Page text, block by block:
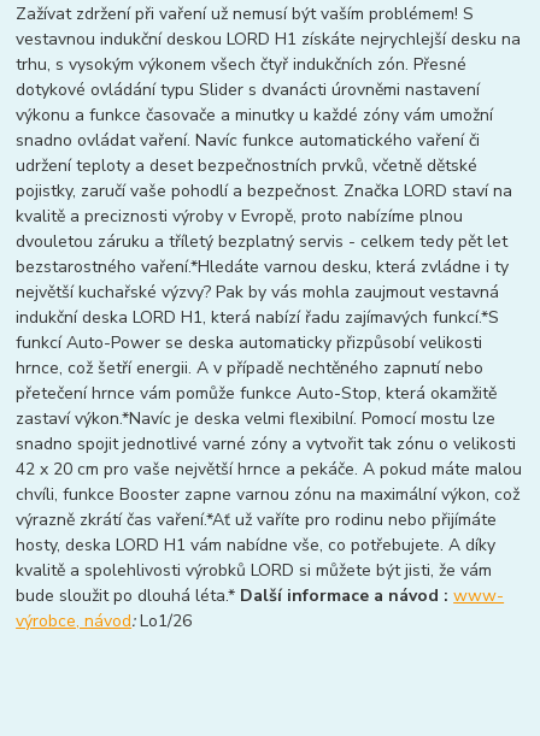
Zažívat zdržení při vaření už nemusí být vaším problémem! S
vestavnou indukční deskou LORD H1 získáte nejrychlejší desku na
trhu, s vysokým výkonem všech čtyř indukčních zón. Přesné
dotykové ovládání typu Slider s dvanácti úrovněmi nastavení
výkonu a funkce časovače a minutky u každé zóny vám umožní
snadno ovládat vaření. Navíc funkce automatického vaření či
udržení teploty a deset bezpečnostních prvků, včetně dětské
pojistky, zaručí vaše pohodlí a bezpečnost. Značka LORD staví na
kvalitě a preciznosti výroby v Evropě, proto nabízíme plnou
dvouletou záruku a tříletý bezplatný servis - celkem tedy pět let
bezstarostného vaření.*Hledáte varnou desku, která zvládne i ty
největší kuchařské výzvy? Pak by vás mohla zaujmout vestavná
indukční deska LORD H1, která nabízí řadu zajímavých funkcí.*S
funkcí Auto-Power se deska automaticky přizpůsobí velikosti
hrnce, což šetří energii. A v případě nechtěného zapnutí nebo
přetečení hrnce vám pomůže funkce Auto-Stop, která okamžitě
zastaví výkon.*Navíc je deska velmi flexibilní. Pomocí mostu lze
snadno spojit jednotlivé varné zóny a vytvořit tak zónu o velikosti
42 x 20 cm pro vaše největší hrnce a pekáče. A pokud máte malou
chvíli, funkce Booster zapne varnou zónu na maximální výkon, což
výrazně zkrátí čas vaření.*Ať už vaříte pro rodinu nebo přijímáte
hosty, deska LORD H1 vám nabídne vše, co potřebujete. A díky
kvalitě a spolehlivosti výrobků LORD si můžete být jisti, že vám
bude sloužit po dlouhá léta.* Další informace a návod :www-
výrobce, návod:Lo1/26